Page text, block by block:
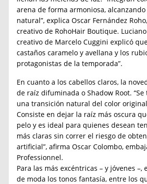
arena de forma armoniosa,
natural”, explica Oscar Fernández
creativo de RohoHair Boutique.
creativo de Marcelo Cuggini explicó
castaños caramelo y avellana y los
protagonistas de la temporada”.
En cuanto a los cabellos claros, la
de raíz difuminada o Shadow Root.
una transición natural del color
Consiste en dejar la raíz más oscura
pelo y es ideal para quienes desean
más claras sin correr el riesgo de
artificial”, afirma Oscar Colombo,
Professionnel.
Para las más excéntricas – y jóvenes –,
de moda los tonos fantasía, entre los